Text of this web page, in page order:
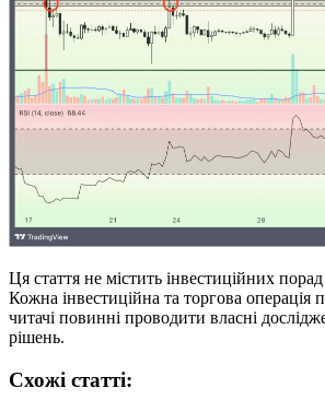
Ця стаття не містить інвестиційних
Кожна інвестиційна та торгова операція
читачі повинні проводити власні
рішень.
Схожі статтi: